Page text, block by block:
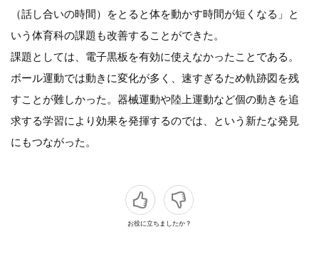
（話し合いの時間）をとると体を動かす時間が短くなる」と
いう体育科の課題も改善することができた。
課題としては、電子黒板を有効に使えなかったことである。
ボール運動では動きに変化が多く、速すぎるため軌跡図を残
すことが難しかった。器械運動や陸上運動など個の動きを追
求する学習により効果を発揮するのでは、という新たな発見
にもつながった。
お役に立ちましたか？